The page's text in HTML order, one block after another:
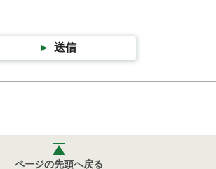
送信
ページの先頭へ戻る